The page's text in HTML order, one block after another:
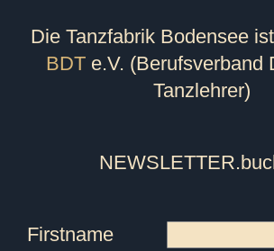
Die Tanzfabrik Bodensee
BDT e.V. (Berufsverband
Tanzlehrer)
NEWSLETTER
Firstname